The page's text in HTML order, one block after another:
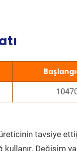
tavsiye
Değişim